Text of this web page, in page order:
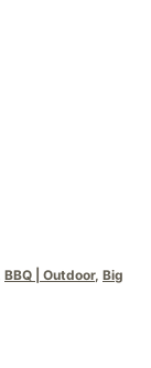
BBQ | Outdoor, Big